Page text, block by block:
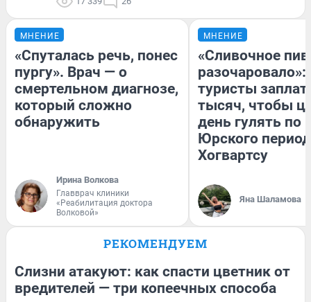
МНЕНИЕ
«Спуталась речь, понес
пургу». Врач — о
смертельном диагнозе,
который сложно
обнаружить
Ирина Волкова
Главврач клиники
«Реабилитация доктора
Волковой»
МНЕНИЕ
«Сливочное
разочаровало»:
туристы
тысяч, чтобы
день гулять по
Юрского
Хогвартсу
Яна Шаламова
РЕКОМЕНДУЕМ
Слизни атакуют: как спасти цветник от
вредителей — три копеечных способа